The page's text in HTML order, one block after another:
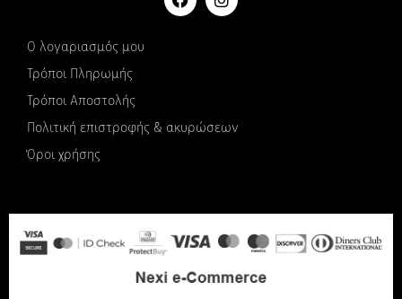
Ο λογαριασμός μου
Τρόποι Πληρωμής
Τρόποι Αποστολής
Πολιτική επιστροφής & ακυρώσεων
Όροι χρήσης